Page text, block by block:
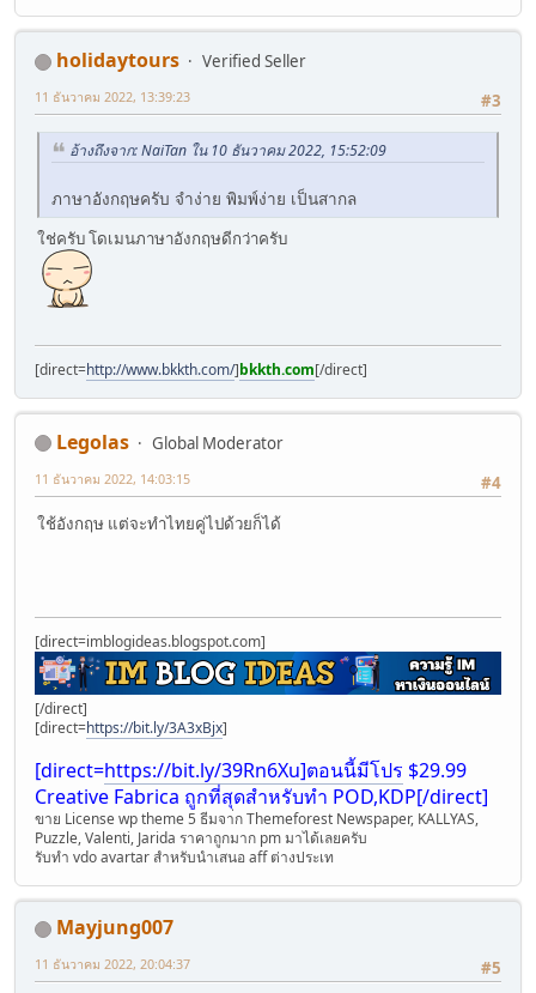
holidaytours
Verified Seller
#3
11 ธันวาคม 2022, 13:39:23
อ้างถึงจาก: NaiTan ใน 10 ธันวาคม 2022, 15:52:09
ภาษาอังกฤษครับ จำง่าย พิมพ์ง่าย เป็นสากล
ใช่ครับ โดเมนภาษาอังกฤษดีกว่าครับ
[direct=http://www.bkkth.com/]bkkth.com[/direct]
Legolas
Global Moderator
#4
11 ธันวาคม 2022, 14:03:15
ใช้อังกฤษ แต่จะทำไทยคู่ไปด้วยก็ได้
[direct=imblogideas.blogspot.com]
[/direct]
[direct=https://bit.ly/3A3xBjx]
[direct=https://bit.ly/39Rn6Xu]ตอนนี้มีโปร $29.99
Creative Fabrica ถูกที่สุดสำหรับทำ POD,KDP[/direct]
ขาย License wp theme 5 ธีมจา่ก Themeforest Newspaper, KALLYAS,
Puzzle, Valenti, Jarida ราคาถูกมาก pm มาได้เลยครับ
รับทำ vdo avartar สำหรับนำเสนอ aff ต่างประเท
Mayjung007
#5
11 ธันวาคม 2022, 20:04:37